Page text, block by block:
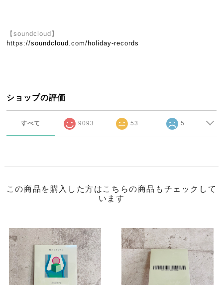
【soundcloud】
https://soundcloud.com/holiday-records
ショップの評価
すべて 9093 53 5
この商品を購入した方はこちらの商品もチェックして
います